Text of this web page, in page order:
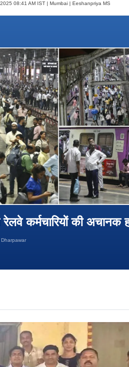
08:41 AM IST | Mumbai | Eeshanpriya MS
कर्मचारियों की